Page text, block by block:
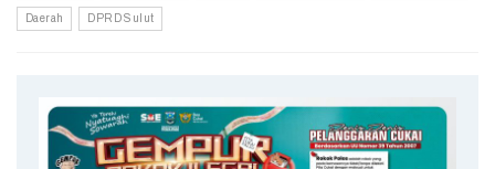
Daerah DPRD Sulut